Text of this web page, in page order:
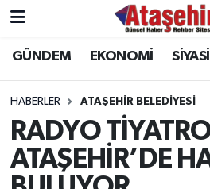
GÜNDEM EKONOMİ SİYASİ
HABERLER ATAŞEHİR BELEDİYESİ
RADYO
ATAŞEHİR’DE
Hava Durumu
Trafik Durumu
Süper Lig Puan Durumu ve
Tüm Manşetler